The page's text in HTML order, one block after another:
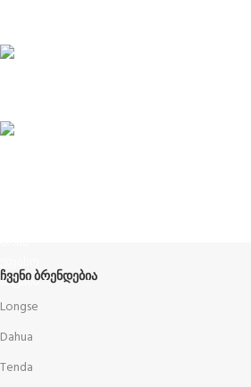
ᲩᲕᲔᲜᲘ ᲑᲠᲔᲜᲓᲔᲑᲘᲐ
Longse
Dahua
Tenda